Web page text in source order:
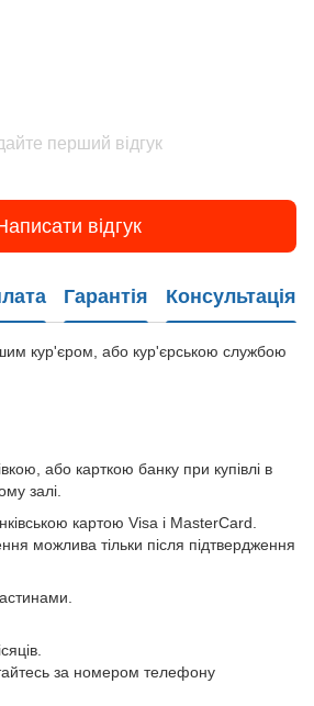
перший відгук
відгук
Гарантія Консультація
кур'єром, або кур'єрською службою
або карткою банку при купівлі в
залі.
картою Visa і MasterCard.
можлива тільки після підтвердження
за номером телефону